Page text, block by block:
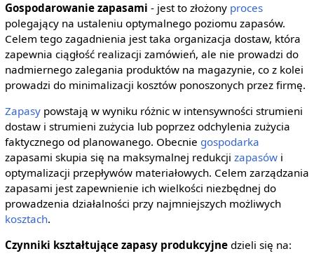
Gospodarowanie zapasami - jest to złożony proces
polegający na ustaleniu optymalnego poziomu zapasów.
Celem tego zagadnienia jest taka organizacja dostaw, która
zapewnia ciągłość realizacji zamówień, ale nie prowadzi do
nadmiernego zalegania produktów na magazynie, co z kolei
prowadzi do minimalizacji kosztów ponoszonych przez firmę.
Zapasypowstają w wyniku różnic w intensywności strumieni
dostaw i strumieni zużycia lub poprzez odchylenia zużycia
faktycznego od planowanego. Obecnie gospodarka
zapasami skupia się na maksymalnej redukcji zapasówi
optymalizacji przepływów materiałowych. Celem zarządzania
zapasami jest zapewnienie ich wielkości niezbędnej do
prowadzenia działalności przy najmniejszych możliwych
kosztach.
Czynniki kształtujące zapasy produkcyjnedzieli się na: